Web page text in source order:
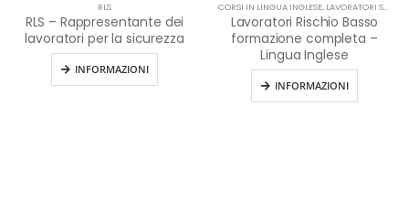
RLS
RLS – Rappresentante dei
lavoratori per la sicurezza
INFORMAZIONI
CORSI IN LINGUA INGLESE, LAVORATORI STRANIERI
Lavoratori Rischio Basso
formazione completa –
Lingua Inglese
INFORMAZIONI